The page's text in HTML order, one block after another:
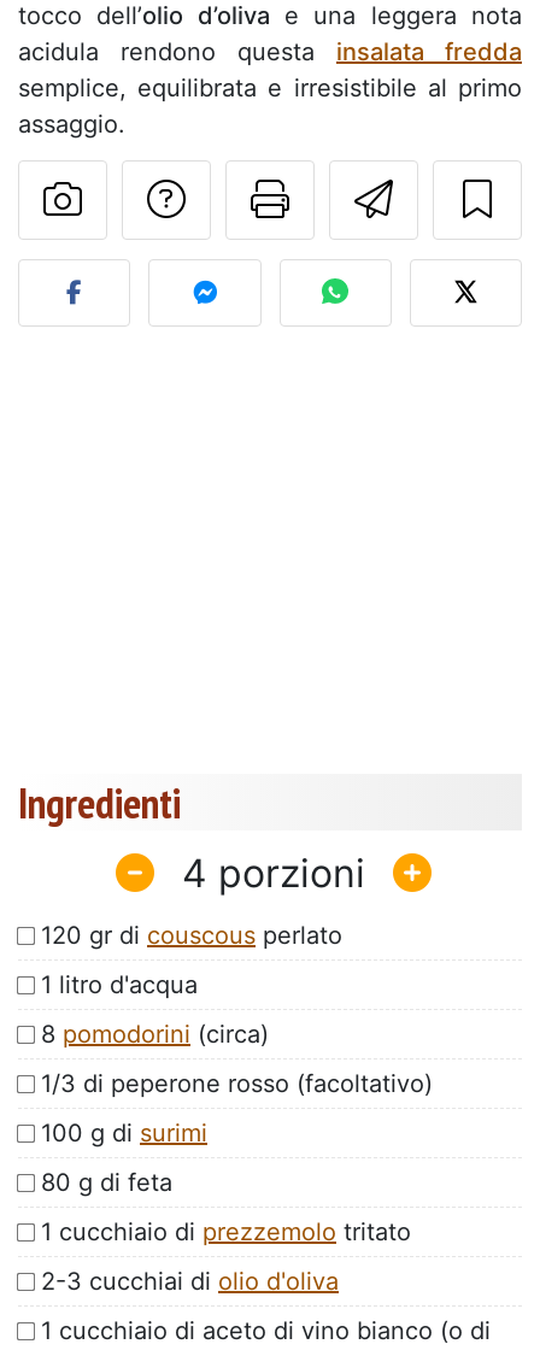
tocco dell’olio d’oliva e una leggera nota
acidula rendono questa insalata fredda
semplice, equilibrata e irresistibile al primo
assaggio.
Invia
Stampa la
Contatta l'autore
Pubblica la foto di
Ingredienti
4
120 gr di couscous perlato
1 litro d'acqua
8 pomodorini (circa)
1/3 di peperone rosso (facoltativo)
100 g di surimi
80 g di feta
1 cucchiaio di prezzemolo tritato
2-3 cucchiai di olio d'oliva
1 cucchiaio di aceto di vino bianco (o di